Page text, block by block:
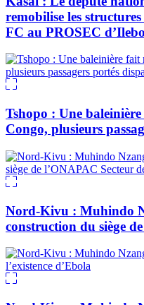
remobilise les
FC au PROSEC
Tshopo : Une
Congo, plusieurs
Nord-Kivu : Muhindo
construction du siège